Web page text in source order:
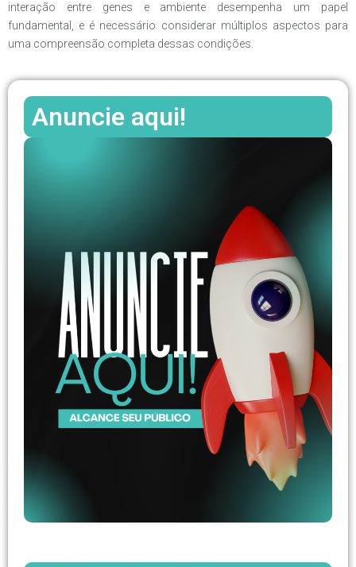
interação entre genes e ambiente desempenha um papel
fundamental, e é necessário considerar múltiplos aspectos para
uma compreensão completa dessas condições.
Anuncie aqui!